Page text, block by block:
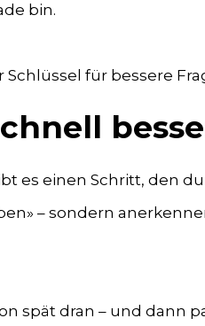
bin.
für bessere
es einen Schritt, den
– sondern
spät dran – und dann